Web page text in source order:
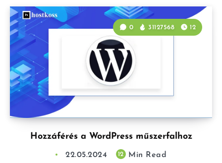
Hozzáférés a WordPress műszerfalhoz
0 31127568 12
22.05.2024 12 Min Read